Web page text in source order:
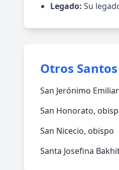
Legado: Su
Otros
San Jerónimo
San Honorato,
San Nicecio, obispo
Santa Josefina